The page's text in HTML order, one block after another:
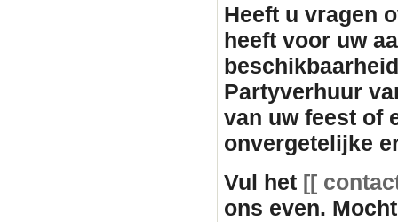
Heeft u vragen
heeft voor uw
Partyverhuur
van uw feest of
onvergetelijke
Vul het [[
ons even.